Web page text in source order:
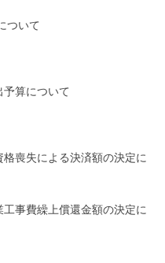
いて
算について
喪失による決済額の決定に
事費繰上償還金額の決定に